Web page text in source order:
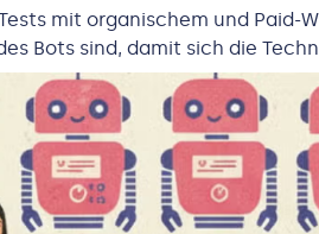
mit organischem und
Bots sind, damit sich die